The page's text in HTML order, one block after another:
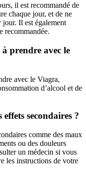
il est recommandé de
chaque jour, et de ne
jour. Il est également
recommandée.
prendre avec le
avec le Viagra,
d’alcool et de
secondaires ?
comme des maux
ou des douleurs
un médecin si vous
les instructions de votre